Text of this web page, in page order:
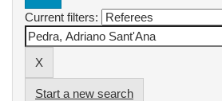
Current filters:
Start a new search